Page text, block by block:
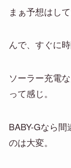
まぁ予想はし
んで、すぐに
ソーラー充電
って感じ。
BABY-Gなら
のは大変。